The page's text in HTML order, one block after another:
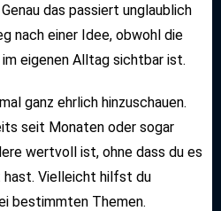
das passiert unglaublich
nach einer Idee, obwohl die
eigenen Alltag sichtbar ist.
ganz ehrlich hinzuschauen.
seit Monaten oder sogar
wertvoll ist, ohne dass du es
Vielleicht hilfst du
bestimmten Themen.